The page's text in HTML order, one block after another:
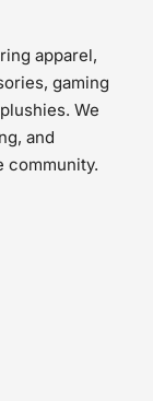
apparel,
gaming
We
and
community.